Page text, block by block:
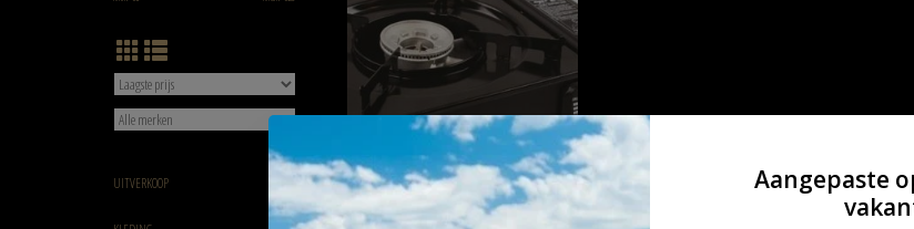
UITVERKOOP
TOEVOEGEN AAN WINKELWAGEN
Aangepaste